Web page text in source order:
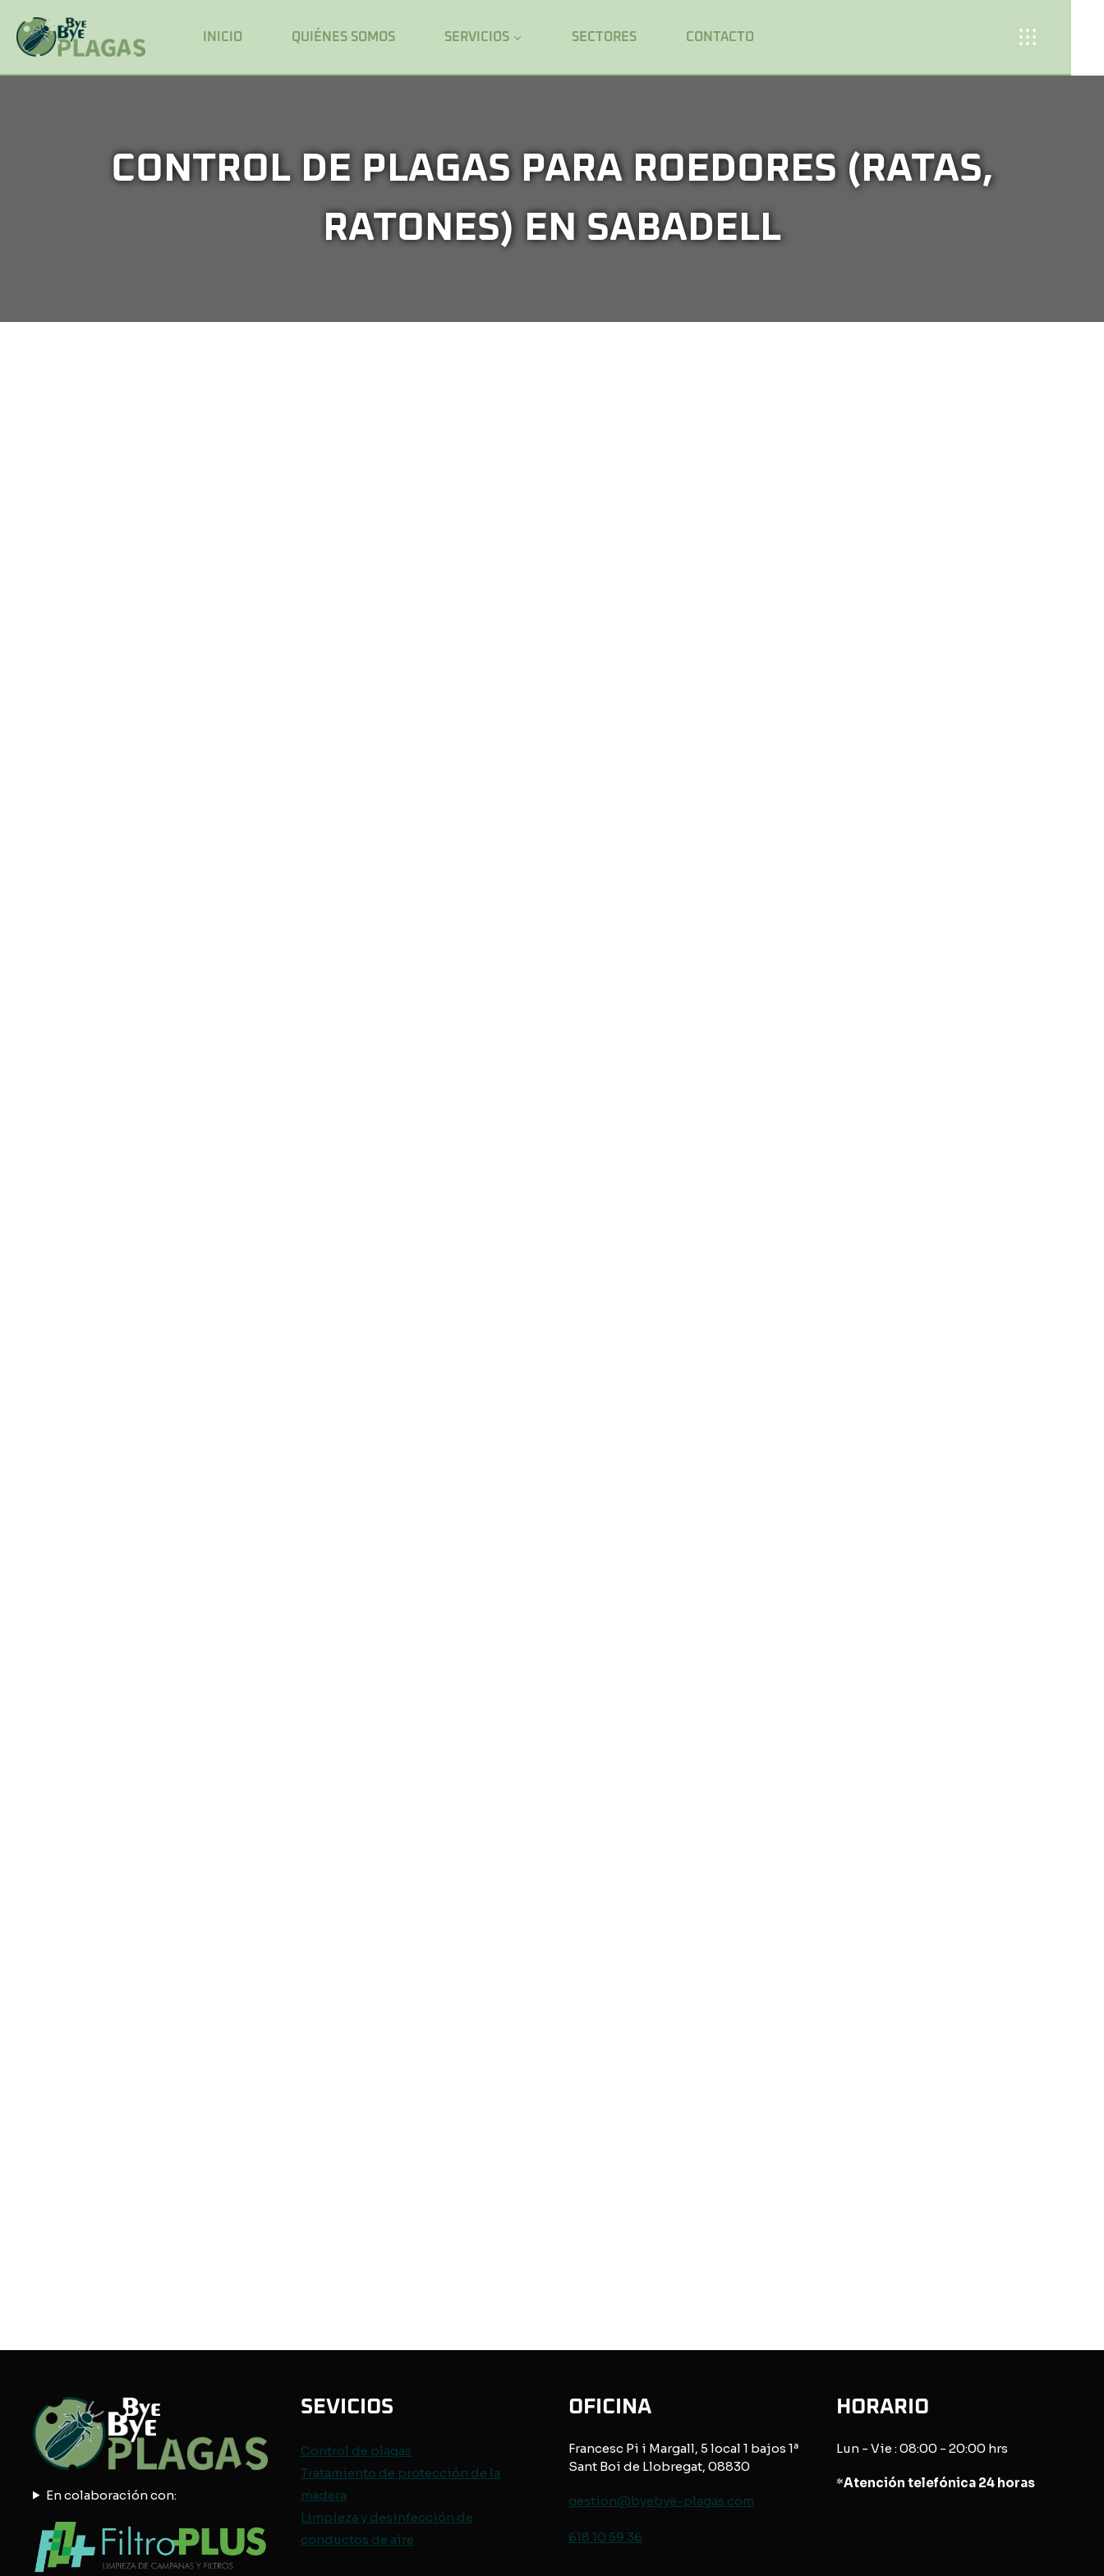
INICIO QUIÉNES SOMOS SERVICIOS SECTORES CONTACTO
CONTROL DE PLAGAS PARA ROEDORES (RATAS,
RATONES) EN SABADELL
En colaboración con:
SEVICIOS
Control de plagas
Tratamiento de protección de la
madera
Limpieza y desinfección de
conductos de aire
OFICINA
Francesc Pi i Margall, 5 local 1 bajos 1ª
Sant Boi de Llobregat, 08830
gestion@byebye-plagas.com
618 10 59 36
HORARIO
Lun - Vie : 08:00 - 20:00 hrs
*Atención telefónica 24 horas